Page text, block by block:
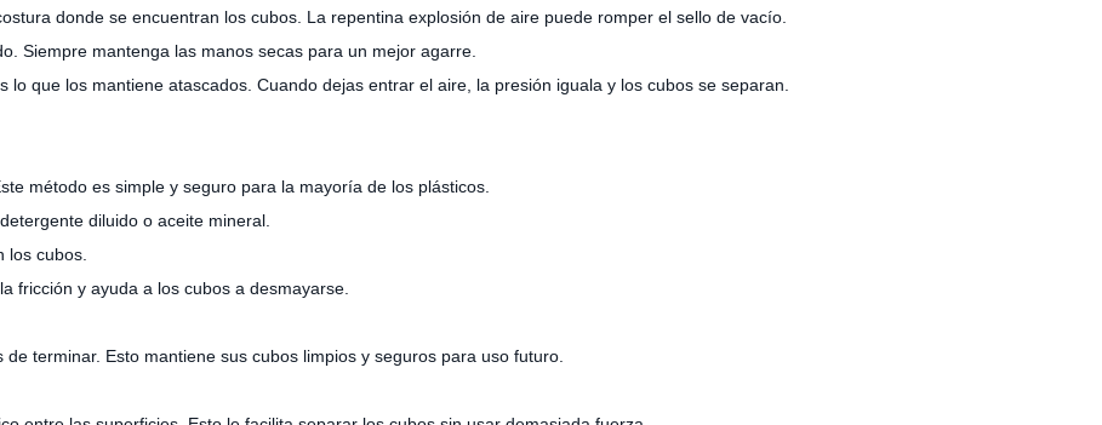
donde se encuentran los cubos. La repentina explosión de aire puede romper el sello de vacío.
Siempre mantenga las manos secas para un mejor agarre.
que los mantiene atascados. Cuando dejas entrar el aire, la presión iguala y los cubos se separan.
método es simple y seguro para la mayoría de los plásticos.
diluido o aceite mineral.
los cubos.
fricción y ayuda a los cubos a desmayarse.
terminar. Esto mantiene sus cubos limpios y seguros para uso futuro.